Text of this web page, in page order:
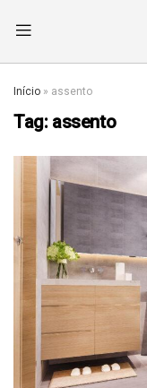
Início » assento
Tag: assento